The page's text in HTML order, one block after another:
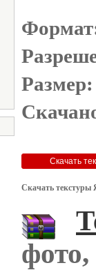
Скачать текстуры